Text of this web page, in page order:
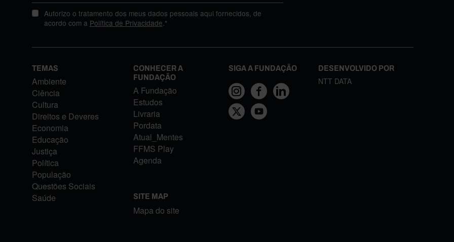
Autorizo o tratamento dos meus dados pessoais aqui fornecidos, de
acordo com a Política de Privacidade .*
TEMAS
Ambiente
Ciência
Cultura
Direitos e Deveres
Economia
Educação
Justiça
Política
População
Questões Sociais
Saúde
CONHECER A
FUNDAÇÃO
A Fundação
Estudos
Livraria
Pordata
Atual_Mentes
FFMS Play
Agenda
SITE MAP
Mapa do site
SIGA A FUNDAÇÃO DESENVOLVIDO POR
NTT DATA